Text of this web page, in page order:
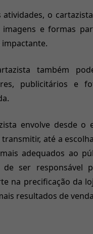
o
e formas
impactante.
também
publicitários e
envolve desde
até a
adequados ao
ser responsável
na precificação da
resultados de